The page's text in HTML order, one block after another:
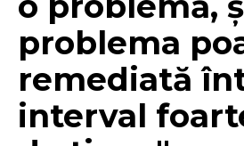
problema
remediată
interval